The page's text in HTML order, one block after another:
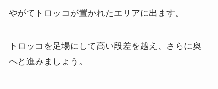
やがてトロッコが置かれたエリアに出ます。
トロッコを足場にして高い段差を越え、さらに奥
へと進みましょう。